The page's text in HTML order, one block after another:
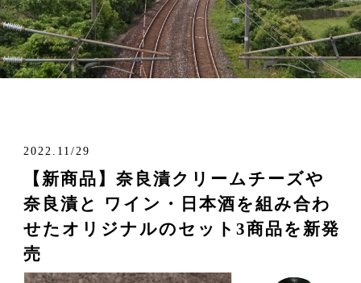
2022.11/29
【新商品】奈良漬クリームチーズや
奈良漬と ワイン・日本酒を組み合わ
せたオリジナルのセット3商品を新発
売